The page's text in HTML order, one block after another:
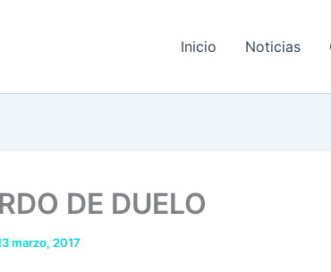
Inicio Noticias
DE DUELO
marzo, 2017